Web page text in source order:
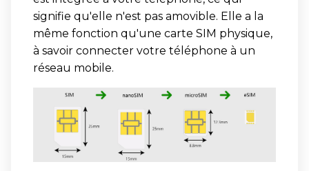
signifie qu'elle n'est pas amovible. Elle a la
même fonction qu'une carte SIM physique,
à savoir connecter votre téléphone à un
réseau mobile.